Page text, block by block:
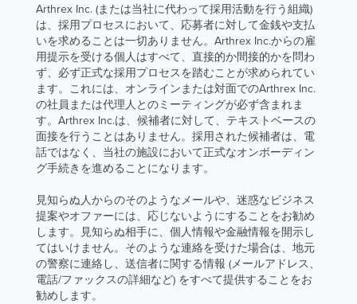
Arthrex Inc. (または当社に代わって採用活動を行う組織)
は、採用プロセスにおいて、応募者に対して金銭や支払
いを求めることは一切ありません。Arthrex Inc.からの雇
用提示を受ける個人はすべて、直接的か間接的かを問わ
ず、必ず正式な採用プロセスを踏むことが求められてい
ます。これには、オンラインまたは対面でのArthrex Inc.
の社員または代理人とのミーティングが必ず含まれま
す。Arthrex Inc.は、候補者に対して、テキストベースの
面接を行うことはありません。採用された候補者は、電
話ではなく、当社の施設において正式なオンボーディン
グ手続きを進めることになります。
見知らぬ人からのそのようなメールや、迷惑なビジネス
提案やオファーには、応じないようにすることをお勧め
します。見知らぬ相手に、個人情報や金融情報を開示し
てはいけません。そのような連絡を受けた場合は、地元
の警察に連絡し、送信者に関する情報 (メールアドレス、
電話/ファックスの詳細など) をすべて提供することをお
勧めします。